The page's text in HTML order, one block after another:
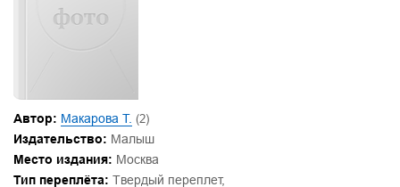
Автор: Макарова Т. (2)
Издательство: Малыш
Место издания: Москва
Тип переплёта: Твердый переплет,